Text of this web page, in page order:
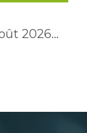
2026…